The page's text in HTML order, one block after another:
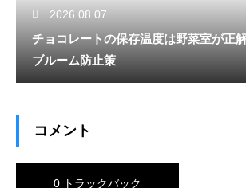
2026.08.07
チョコレートの保存温度は野菜室が正
ブルーム防止策
コメント
0 トラックバック